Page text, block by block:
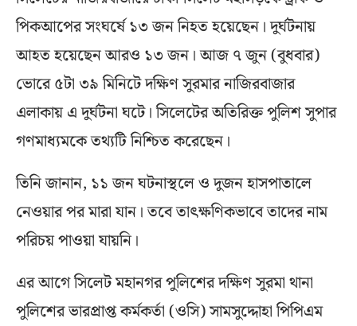
পিকআপের সংঘর্ষে ১৩ জন নিহত হয়েছেন। দুর্ঘটনায়
আহত হয়েছেন আরও ১৩ জন। আজ ৭ জুন (বুধবার)
ভোরে ৫টা ৩৯ মিনিটে দক্ষিণ সুরমার নাজিরবাজার
এলাকায় এ দুর্ঘটনা ঘটে। সিলেটের অতিরিক্ত পুলিশ সুপার
গণমাধ্যমকে তথ্যটি নিশ্চিত করেছেন।
তিনি জানান, ১১ জন ঘটনাস্থলে ও দুজন হাসপাতালে
নেওয়ার পর মারা যান। তবে তাৎক্ষণিকভাবে তাদের নাম
পরিচয় পাওয়া যায়নি।
এর আগে সিলেট মহানগর পুলিশের দক্ষিণ সুরমা থানা
পুলিশের ভারপ্রাপ্ত কর্মকর্তা (ওসি) সামসুদ্দোহা পিপিএম